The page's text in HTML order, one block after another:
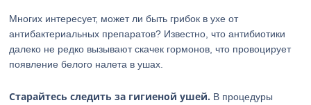
Многих интересует, может ли быть грибок в ухе от
антибактериальных препаратов? Известно, что антибиотики
далеко не редко вызывают скачек гормонов, что провоцирует
появление белого налета в ушах.
Старайтесь следить за гигиеной ушей. В процедуры